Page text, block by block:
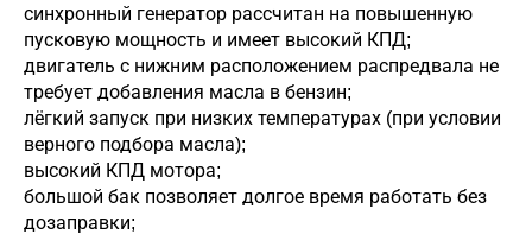
синхронный генератор рассчитан на повышенную
пусковую мощность и имеет высокий КПД;
двигатель с нижним расположением распредвала не
требует добавления масла в бензин;
лёгкий запуск при низких температурах (при условии
верного подбора масла);
высокий КПД мотора;
большой бак позволяет долгое время работать без
дозаправки;